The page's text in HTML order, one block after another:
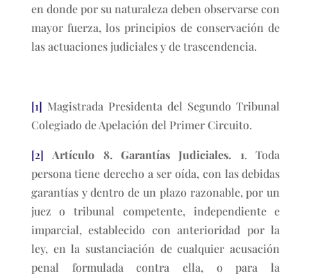
en donde por su naturaleza deben observarse con
mayor fuerza, los principios de conservación de
las actuaciones judiciales y de trascendencia.
[1] Magistrada Presidenta del Segundo Tribunal
Colegiado de Apelación del Primer Circuito.
[2] Artículo 8. Garantías Judiciales. 1. Toda
persona tiene derecho a ser oída, con las debidas
garantías y dentro de un plazo razonable, por un
juez o tribunal competente, independiente e
imparcial, establecido con anterioridad por la
ley, en la sustanciación de cualquier acusación
penal formulada contra ella, o para la